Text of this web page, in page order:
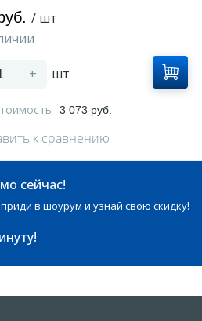
/ шт
+ шт
3 073 руб.
к сравнению
сейчас!
в шоурум и узнай свою скидку!